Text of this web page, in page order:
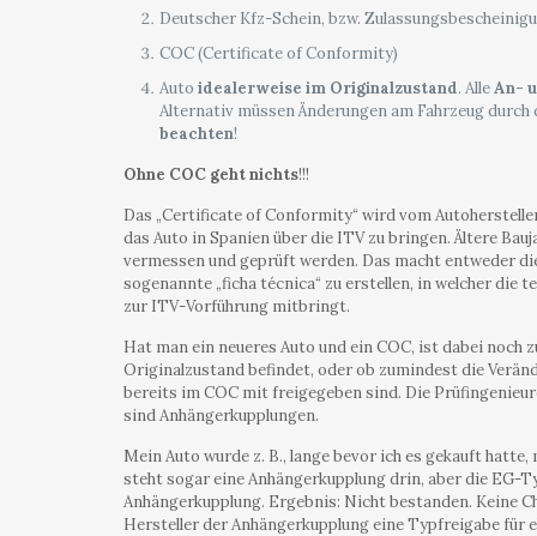
Deutscher Kfz-Schein, bzw.
COC (Certificate of Conformity)
Auto idealerweise im Originalzustand. AlleAn-
Alternativ müssen Änderungen am Fahrzeug
beachten!
Ohne COC geht nichts!!!
Das „Certificate of Conformity“ wird vom
das Auto in Spanien über die ITV zu bringen. Ältere
vermessen und geprüft werden. Das macht entweder
sogenannte „ficha técnica“ zu erstellen, in welcher die
zur ITV-Vorführung mitbringt.
Hat man ein neueres Auto und ein COC, ist dabei noch
Originalzustand befindet, oder ob zumindest die
bereits im COC mit freigegeben sind. Die
sind Anhängerkupplungen.
Mein Auto wurde z. B., lange bevor ich es gekauft
steht sogar eine Anhängerkupplung drin, aber die EG-
Anhängerkupplung. Ergebnis: Nicht bestanden. Keine
Hersteller der Anhängerkupplung eine Typfreigabe für